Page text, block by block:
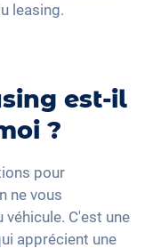
leasing.
est-il
?
pour
ne vous
C'est une
apprécient une